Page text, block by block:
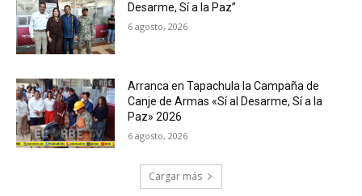
Desarme, Sí a la Paz”
6 agosto, 2026
Arranca en Tapachula la Campaña de
Canje de Armas «Sí al Desarme, Sí a la
Paz» 2026
6 agosto, 2026
Cargar más